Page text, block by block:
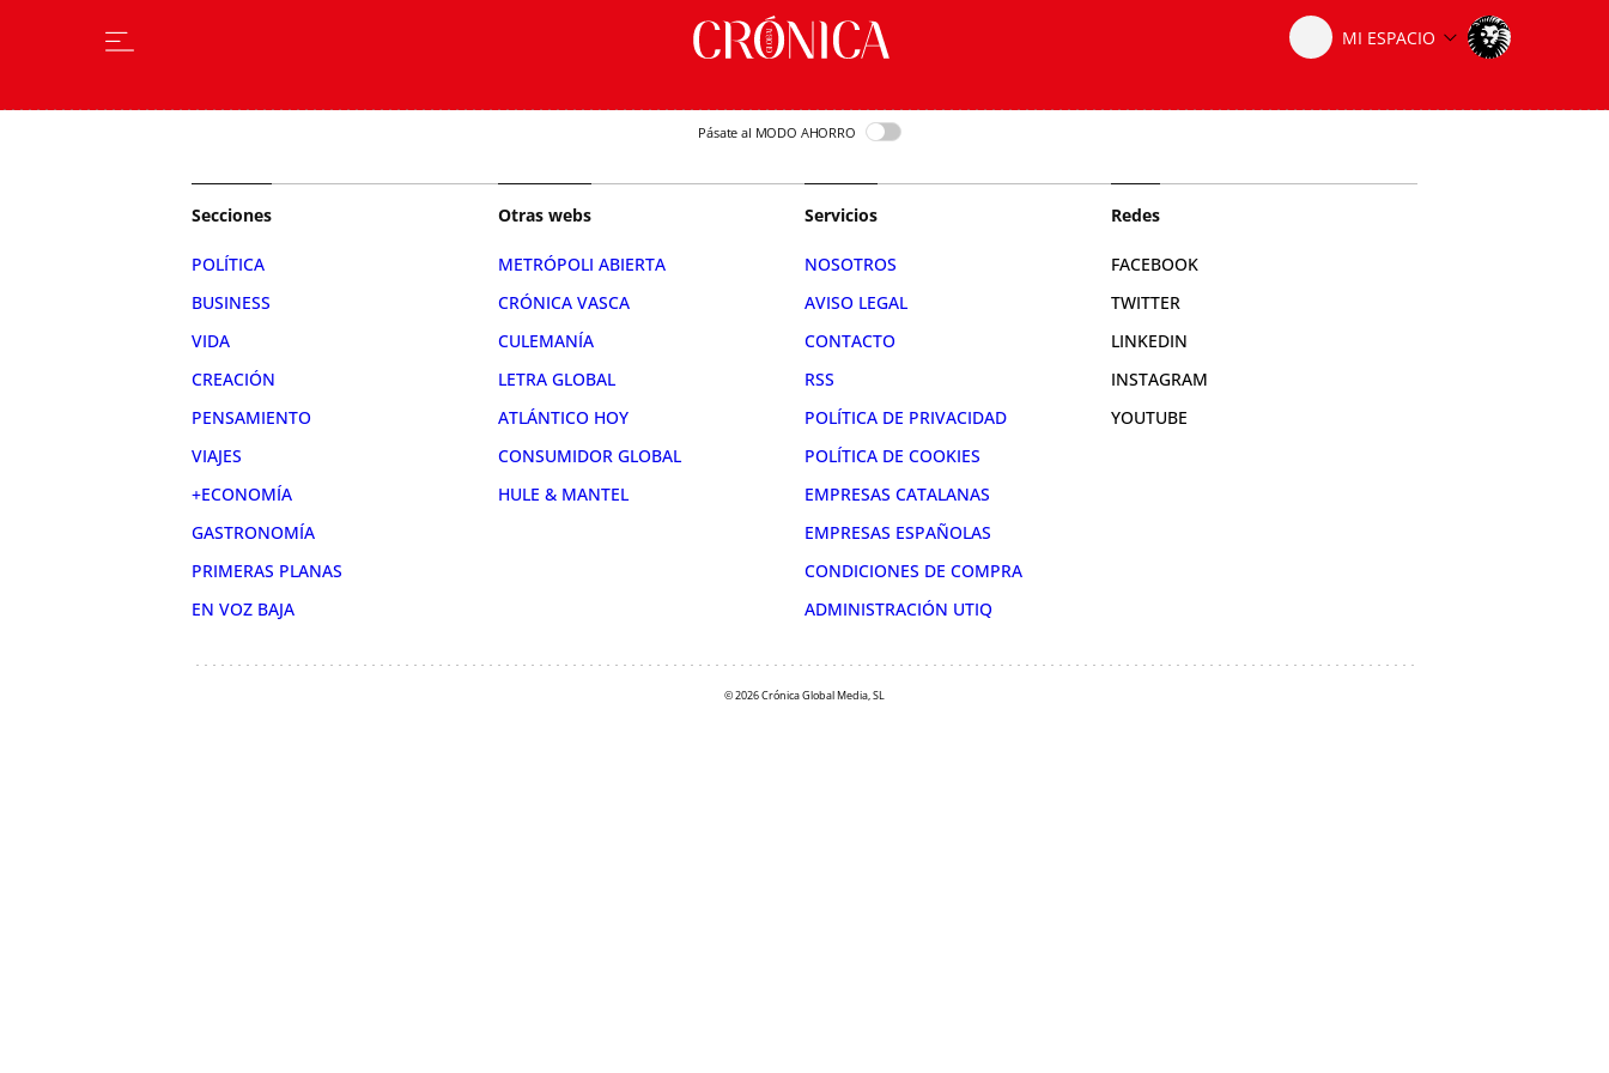
Pásate al MODO AHORRO
Secciones
POLÍTICA
BUSINESS
VIDA
CREACIÓN
PENSAMIENTO
VIAJES
+ECONOMÍA
GASTRONOMÍA
PRIMERAS PLANAS
EN VOZ BAJA
Otras webs
METRÓPOLI ABIERTA
CRÓNICA VASCA
CULEMANÍA
LETRA GLOBAL
ATLÁNTICO HOY
CONSUMIDOR GLOBAL
HULE & MANTEL
Servicios
NOSOTROS
AVISO LEGAL
CONTACTO
RSS
POLÍTICA DE PRIVACIDAD
POLÍTICA DE COOKIES
EMPRESAS CATALANAS
EMPRESAS ESPAÑOLAS
CONDICIONES DE COMPRA
ADMINISTRACIÓN UTIQ
Redes
FACEBOOK
TWITTER
LINKEDIN
INSTAGRAM
YOUTUBE
© 2026 Crónica Global Media, SL